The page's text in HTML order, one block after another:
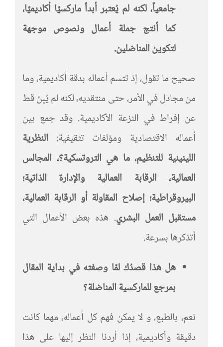
جامعياً، لكنه لم يُعتبر أبداً ماركسيًا أكاديميًا،
كما أنتج جملة أعمال ونصوص موجهة
لتكوين المناضلين.
صحيح ما تقول، إذ تتسم أعماله بدقة أكاديمية، وما
من مجادل في الأمر، حتى منتقديه، لكنه لم يُبِنْ قط
عن إفراط في النزعة الأكاديمية. وقد جمع بين
أعماله الاقتصادية ومؤلفات تثقيفية:النظرية
اللينينية للتنظيم، ما هي التروتسكية؟، المجالس
العمالية، الرقابة العمالية والإدارة الذاتية؛
البيروقراطية؛ إصلاح المقاولة أو الرقابة العمالية،
مستقبل العمل البشري. هذه بعض الأعمال التي
أتذكرها بسرعة.
هل هذا قصدُك لمّا وصفته في بداية المقال
بمرجع للماركسية المناضلة؟
نعم، بالطبع، و لا يمكن فهم كل أعماله، مهما كانت
دقيقة وأكاديمية، إذا أردنا النظر إليها على هذا